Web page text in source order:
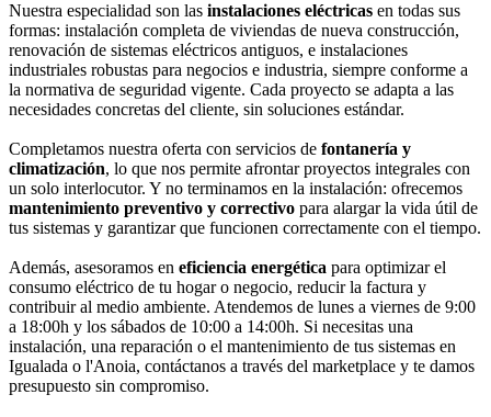
Nuestra especialidad son las instalaciones eléctricas en todas sus
formas: instalación completa de viviendas de nueva construcción,
renovación de sistemas eléctricos antiguos, e instalaciones
industriales robustas para negocios e industria, siempre conforme a
la normativa de seguridad vigente. Cada proyecto se adapta a las
necesidades concretas del cliente, sin soluciones estándar.
Completamos nuestra oferta con servicios de fontanería y
climatización, lo que nos permite afrontar proyectos integrales con
un solo interlocutor. Y no terminamos en la instalación: ofrecemos
mantenimiento preventivo y correctivo para alargar la vida útil de
tus sistemas y garantizar que funcionen correctamente con el tiempo.
Además, asesoramos en eficiencia energética para optimizar el
consumo eléctrico de tu hogar o negocio, reducir la factura y
contribuir al medio ambiente. Atendemos de lunes a viernes de 9:00
a 18:00h y los sábados de 10:00 a 14:00h. Si necesitas una
instalación, una reparación o el mantenimiento de tus sistemas en
Igualada o l'Anoia, contáctanos a través del marketplace y te damos
presupuesto sin compromiso.